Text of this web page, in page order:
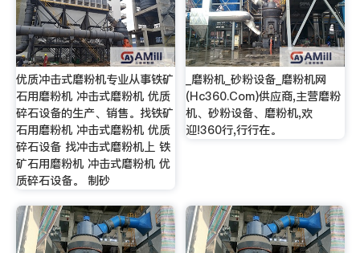
优质冲击式磨粉机专业从事铁矿
石用磨粉机 冲击式磨粉机 优质
碎石设备的生产、销售。找铁矿
石用磨粉机 冲击式磨粉机 优质
碎石设备 找冲击式磨粉机上 铁
矿石用磨粉机 冲击式磨粉机 优
质碎石设备。 制砂
_磨粉机_砂粉设备_磨粉机网
(Hc360.Com)供应商,主营磨粉
机、砂粉设备、磨粉机,欢
迎!360行,行行在。